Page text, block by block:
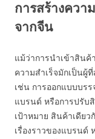
การสร้างควา
จากจีน
แม้ว่าการนำเข้าสิน
ความสำเร็จมักเป็นผู้
เช่น การออกแบบบร
แบรนด์ หรือการปรับ
เป้าหมาย สินค้าเดีย
เรื่องราวของแบรนด์